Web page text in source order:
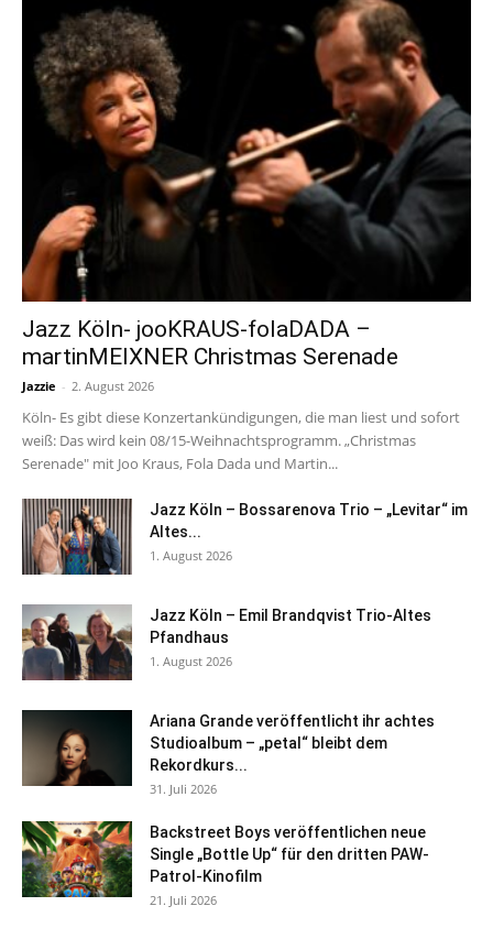
Jazz Köln- jooKRAUS-folaDADA –
martinMEIXNER Christmas Serenade
Jazzie - 2. August 2026
Köln- Es gibt diese Konzertankündigungen, die man liest und sofort
weiß: Das wird kein 08/15-Weihnachtsprogramm. „Christmas
Serenade" mit Joo Kraus, Fola Dada und Martin...
Jazz Köln – Bossarenova Trio – „Levitar“ im
Altes...
1. August 2026
Jazz Köln – Emil Brandqvist Trio-Altes
Pfandhaus
1. August 2026
Ariana Grande veröffentlicht ihr achtes
Studioalbum – „petal“ bleibt dem
Rekordkurs...
31. Juli 2026
Backstreet Boys veröffentlichen neue
Single „Bottle Up“ für den dritten PAW-
Patrol-Kinofilm
21. Juli 2026